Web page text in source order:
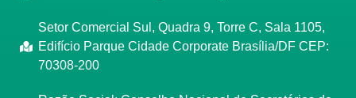
Setor Comercial Sul, Quadra 9, Torre C, Sala 1105,
Edifício Parque Cidade Corporate Brasília/DF CEP:
70308-200